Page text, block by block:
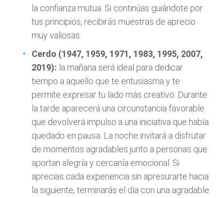
la confianza mutua. Si continúas guiándote por
tus principios, recibirás muestras de aprecio
muy valiosas
Cerdo (1947, 1959, 1971, 1983, 1995, 2007,
2019): la mañana será ideal para dedicar
tiempo a aquello que te entusiasma y te
permite expresar tu lado más creativo. Durante
la tarde aparecerá una circunstancia favorable
que devolverá impulso a una iniciativa que había
quedado en pausa. La noche invitará a disfrutar
de momentos agradables junto a personas que
aportan alegría y cercanía emocional. Si
aprecias cada experiencia sin apresurarte hacia
la siguiente, terminarás el día con una agradable